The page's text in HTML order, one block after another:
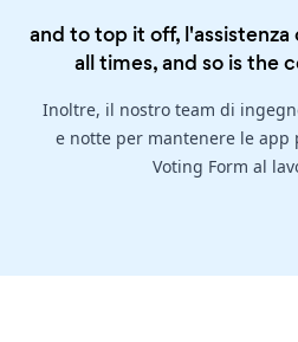
and to top it off,
all times, and so is the
Inoltre, il nostro team di
e notte per mantenere le app
Voting Form al